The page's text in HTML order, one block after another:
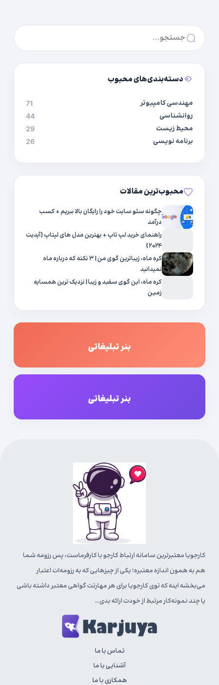
دسته‌بندی‌های محبوب
مهندسی کامپیوتر 71
روانشناسی 44
محیط زیست 29
برنامه نویسی 26
محبوب‌ترین مقالات
چگونه سئو سایت خود را رایگان بالا ببریم + کسب
درآمد
راهنمای خرید لپ تاپ + بهترین مدل های لپتاپ {آپدیت
۲۰۲۴}
کره ماه، زیباترین گوی من | ۳ نکته که درباره ماه
نمیدانید
کره ماه، این گوی سفید و زیبا | نزدیک ترین همسایه
زمین
بنر تبلیغاتی
بنر تبلیغاتی
کارجویا معتبرترین سامانه ارتباط کارجو با کارفرماست، پس رزومه شما
هم به همون اندازه معتبره؛ یکی از چیزهایی که به رزومه‌ات اعتبار
می‌بخشه اینه که توی کارجویا برای هر مهارتت گواهی معتبر داشته باشی
یا چند نمونه‌کار مرتبط از خودت ارائه بدی…
تماس با ما
آشنایی با ما
همکاری با ما